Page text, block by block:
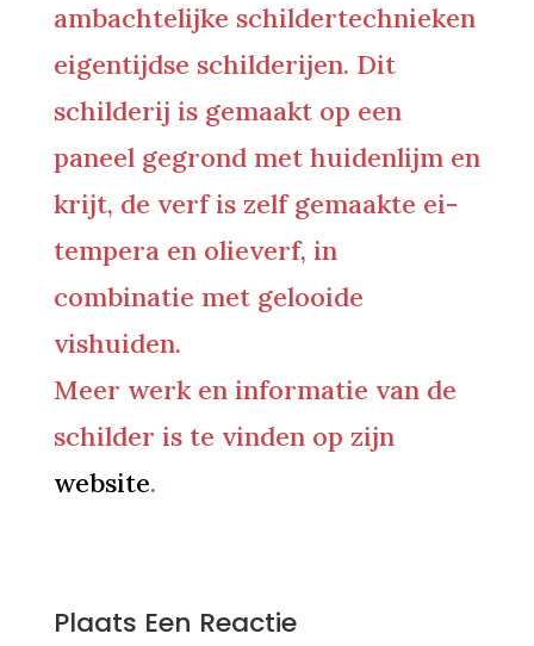
ambachtelijke schildertechnieken
eigentijdse schilderijen. Dit
schilderij is gemaakt op een
paneel gegrond met huidenlijm en
krijt, de verf is zelf gemaakte ei-
tempera en olieverf, in
combinatie met gelooide
vishuiden.
Meer werk en informatie van de
schilder is te vinden op zijn
website.
Plaats Een Reactie